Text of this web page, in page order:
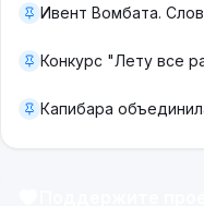
Ивент Вомбата.
Конкурс "Лету все
Капибара